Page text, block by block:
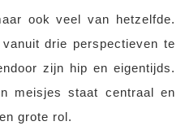
ook veel van hetzelfde.
drie perspectieven te
zijn hip en eigentijds.
meisjes staat centraal en
grote rol.